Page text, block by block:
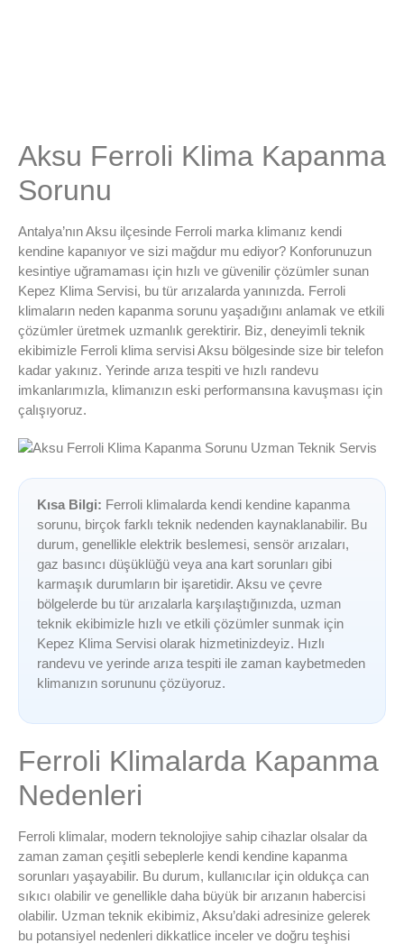
Aksu Ferroli Klima Kapanma
Sorunu
Antalya’nın Aksu ilçesinde Ferroli marka klimanız kendi
kendine kapanıyor ve sizi mağdur mu ediyor? Konforunuzun
kesintiye uğramaması için hızlı ve güvenilir çözümler sunan
Kepez Klima Servisi, bu tür arızalarda yanınızda. Ferroli
klimaların neden kapanma sorunu yaşadığını anlamak ve etkili
çözümler üretmek uzmanlık gerektirir. Biz, deneyimli teknik
ekibimizle Ferroli klima servisi Aksu bölgesinde size bir telefon
kadar yakınız. Yerinde arıza tespiti ve hızlı randevu
imkanlarımızla, klimanızın eski performansına kavuşması için
çalışıyoruz.
Kısa Bilgi: Ferroli klimalarda kendi kendine kapanma
sorunu, birçok farklı teknik nedenden kaynaklanabilir. Bu
durum, genellikle elektrik beslemesi, sensör arızaları,
gaz basıncı düşüklüğü veya ana kart sorunları gibi
karmaşık durumların bir işaretidir. Aksu ve çevre
bölgelerde bu tür arızalarla karşılaştığınızda, uzman
teknik ekibimizle hızlı ve etkili çözümler sunmak için
Kepez Klima Servisi olarak hizmetinizdeyiz. Hızlı
randevu ve yerinde arıza tespiti ile zaman kaybetmeden
klimanızın sorununu çözüyoruz.
Ferroli Klimalarda Kapanma
Nedenleri
Ferroli klimalar, modern teknolojiye sahip cihazlar olsalar da
zaman zaman çeşitli sebeplerle kendi kendine kapanma
sorunları yaşayabilir. Bu durum, kullanıcılar için oldukça can
sıkıcı olabilir ve genellikle daha büyük bir arızanın habercisi
olabilir. Uzman teknik ekibimiz, Aksu’daki adresinize gelerek
bu potansiyel nedenleri dikkatlice inceler ve doğru teşhisi